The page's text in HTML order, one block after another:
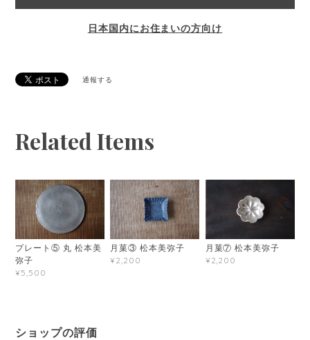
日本国内にお住まいの方向け
通報する
Related Items
プレート⑤ 丸 松本美
弥子
¥5,500
月菓③ 松本美弥子
¥2,200
月菓⑦ 松本美弥子
¥2,200
ショップの評価